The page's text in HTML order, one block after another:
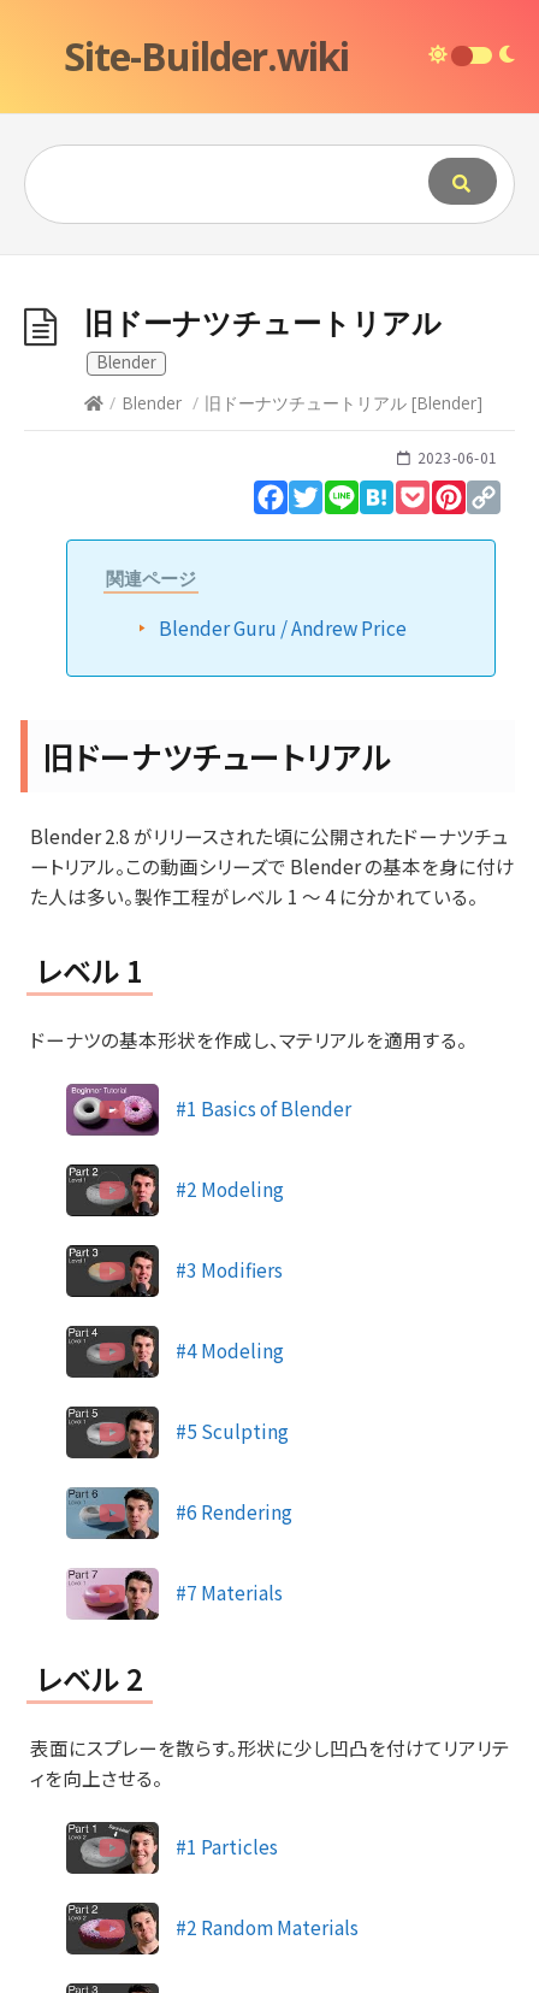
Site-Builder.wiki
旧ドーナツチュートリアル
Blender
/ Blender / 旧ドーナツチュートリアル [Blender]
2023-06-01
Facebook
Twitter
Line HatenaPocket
関連ページ
Blender Guru / Andrew Price
旧ドーナツチュートリアル
Blender 2.8 がリリースされた頃に公開されたドーナツチュ
ートリアル。この動画シリーズで Blender の基本を身に付け
た人は多い。製作工程がレベル 1 ～ 4 に分かれている。
レベル 1
ドーナツの基本形状を作成し、マテリアルを適用する。
#1 Basics of Blender
#2 Modeling
#3 Modifiers
#4 Modeling
#5 Sculpting
#6 Rendering
#7 Materials
レベル 2
表面にスプレーを散らす。形状に少し凹凸を付けてリアリテ
ィを向上させる。
#1 Particles
#2 Random Materials